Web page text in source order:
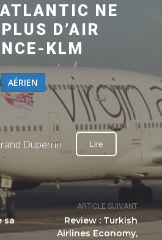
sa
ARTICLE SUIVANT
Review : Turkish
Airlines Economy,
NE
D’AIR
KLM
AÉRIEN
Duperrin Lire